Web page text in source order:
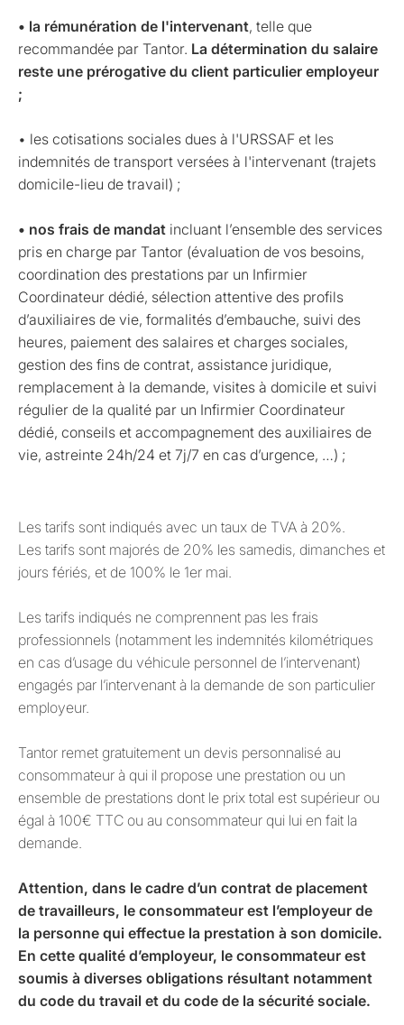
• la rémunération de l'intervenant, telle que
recommandée par Tantor. La détermination du salaire
reste une prérogative du client particulier employeur
;
• les cotisations sociales dues à l'URSSAF et les
indemnités de transport versées à l'intervenant (trajets
domicile-lieu de travail) ;
• nos frais de mandat incluant l’ensemble des services
pris en charge par Tantor (évaluation de vos besoins,
coordination des prestations par un Infirmier
Coordinateur dédié, sélection attentive des profils
d’auxiliaires de vie, formalités d’embauche, suivi des
heures, paiement des salaires et charges sociales,
gestion des fins de contrat, assistance juridique,
remplacement à la demande, visites à domicile et suivi
régulier de la qualité par un Infirmier Coordinateur
dédié, conseils et accompagnement des auxiliaires de
vie, astreinte 24h/24 et 7j/7 en cas d’urgence, …) ;
Les tarifs sont indiqués avec un taux de TVA à 20%.
Les tarifs sont majorés de 20% les samedis, dimanches et
jours fériés, et de 100% le 1er mai.
Les tarifs indiqués ne comprennent pas les frais
professionnels (notamment les indemnités kilométriques
en cas d’usage du véhicule personnel de l’intervenant)
engagés par l’intervenant à la demande de son particulier
employeur.
Tantor remet gratuitement un devis personnalisé au
consommateur à qui il propose une prestation ou un
ensemble de prestations dont le prix total est supérieur ou
égal à 100€ TTC ou au consommateur qui lui en fait la
demande.
Attention, dans le cadre d’un contrat de placement
de travailleurs, le consommateur est l’employeur de
la personne qui effectue la prestation à son domicile.
En cette qualité d’employeur, le consommateur est
soumis à diverses obligations résultant notamment
du code du travail et du code de la sécurité sociale.